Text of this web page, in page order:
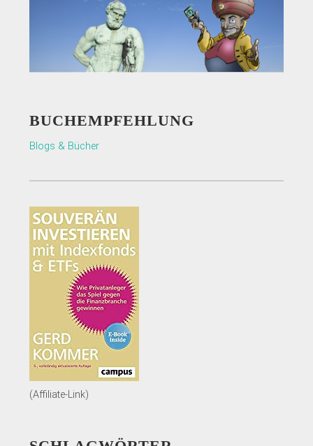
BUCHEMPFEHLUNG
Blogs & Bücher
(Affiliate-Link)